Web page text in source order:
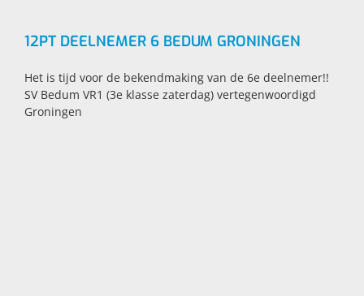
12PT DEELNEMER 6 BEDUM GRONINGEN
Het is tijd voor de bekendmaking van de 6e deelnemer!!
SV Bedum VR1 (3e klasse zaterdag) vertegenwoordigd
Groningen